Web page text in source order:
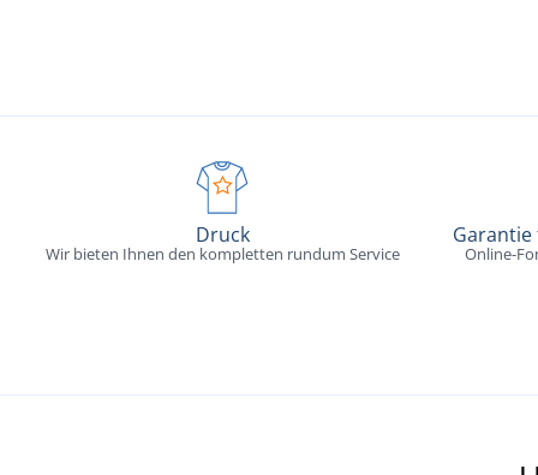
Druck
Wir bieten Ihnen den kompletten rundum Service
Garantie
Online-